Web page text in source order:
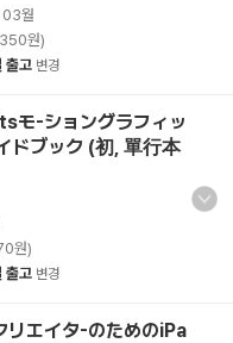
월
원)
출고 변경
-ショングラフィッ
ドブック (初, 單行本
원)
출고 변경
エイタ-のためのiPa